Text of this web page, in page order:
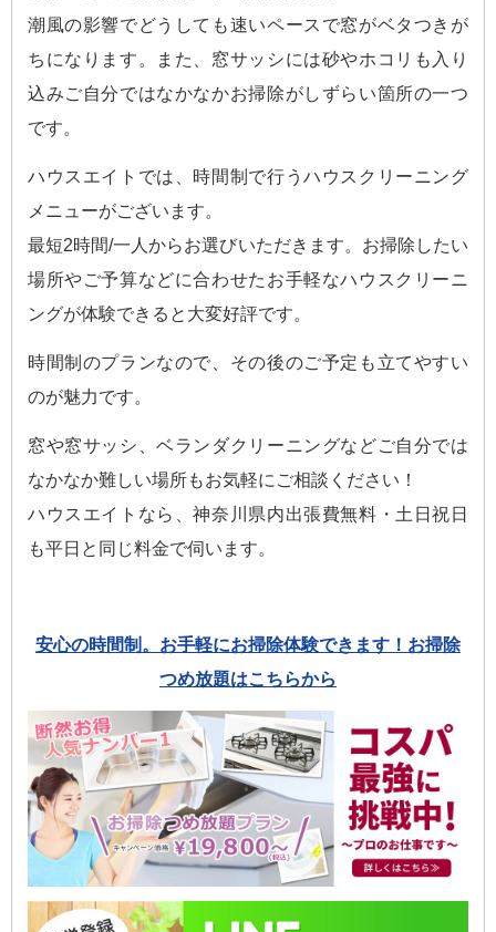
潮風の影響でどうしても速いペースで窓がベタつきが
ちになります。また、窓サッシには砂やホコリも入り
込みご自分ではなかなかお掃除がしずらい箇所の一つ
です。
ハウスエイトでは、時間制で行うハウスクリーニング
メニューがございます。
最短2時間/一人からお選びいただきます。お掃除したい
場所やご予算などに合わせたお手軽なハウスクリーニ
ングが体験できると大変好評です。
時間制のプランなので、その後のご予定も立てやすい
のが魅力です。
窓や窓サッシ、ベランダクリーニングなどご自分では
なかなか難しい場所もお気軽にご相談ください！
ハウスエイトなら、神奈川県内出張費無料・土日祝日
も平日と同じ料金で伺います。
安心の時間制。お手軽にお掃除体験できます！お掃除
つめ放題はこちらから